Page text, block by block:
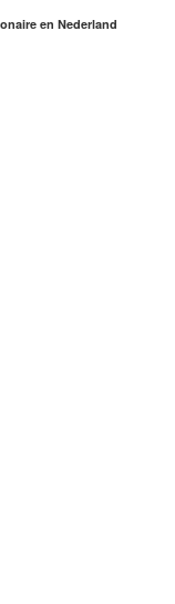
en Nederland